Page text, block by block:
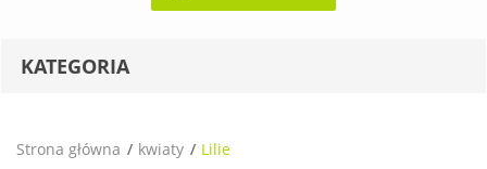
KATEGORIA
Strona główna kwiaty Lilie